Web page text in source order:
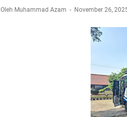
Setiap Noda Ada
Wilayah Kuningan
Agenda Kegiatan
Ini Lokasi Samling
Uniku Jadi Tuan
Oleh Muhammad Azam November 26,